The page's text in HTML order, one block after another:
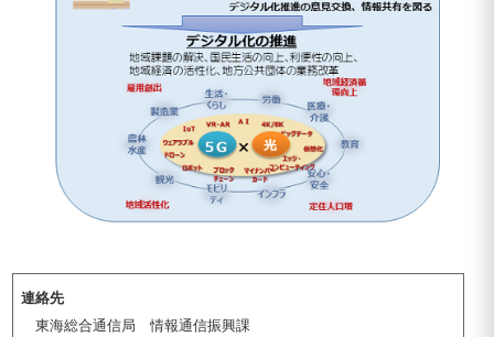
連絡先
東海総合通信局 情報通信振興課